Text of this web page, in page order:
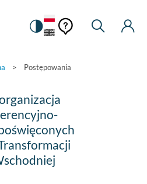
Zmiana
na
kontrastową
Pomoc
kontekstowa
Pomoc
Moje
> Postępowania